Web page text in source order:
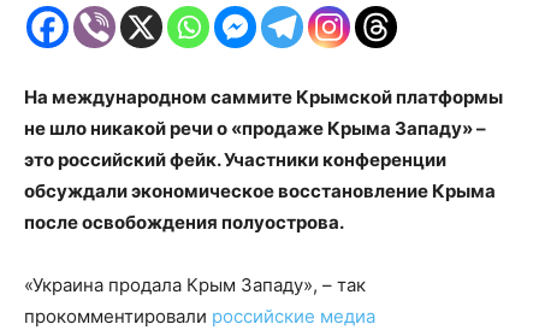
На международном саммите Крымской платформы
не шло никакой речи о «продаже Крыма Западу» –
это российский фейк. Участники конференции
обсуждали экономическое восстановление Крыма
после освобождения полуострова.
«Украина продала Крым Западу», – так
прокомментировали российские медиа